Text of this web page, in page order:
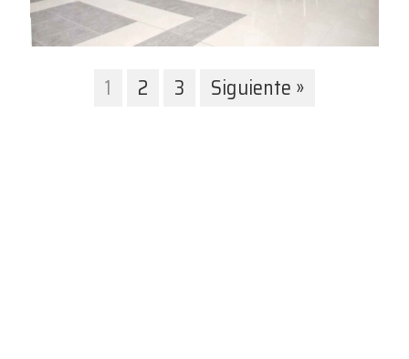
1 2 3 Siguiente »